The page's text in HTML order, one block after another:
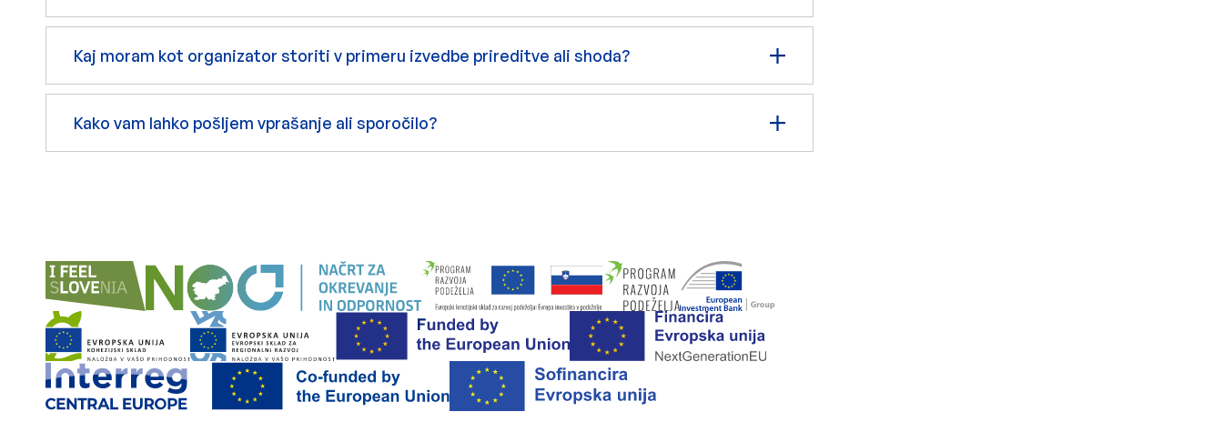
Kaj moram kot organizator storiti v primeru izvedbe prireditve ali shoda?
Kako vam lahko pošljem vprašanje ali sporočilo?